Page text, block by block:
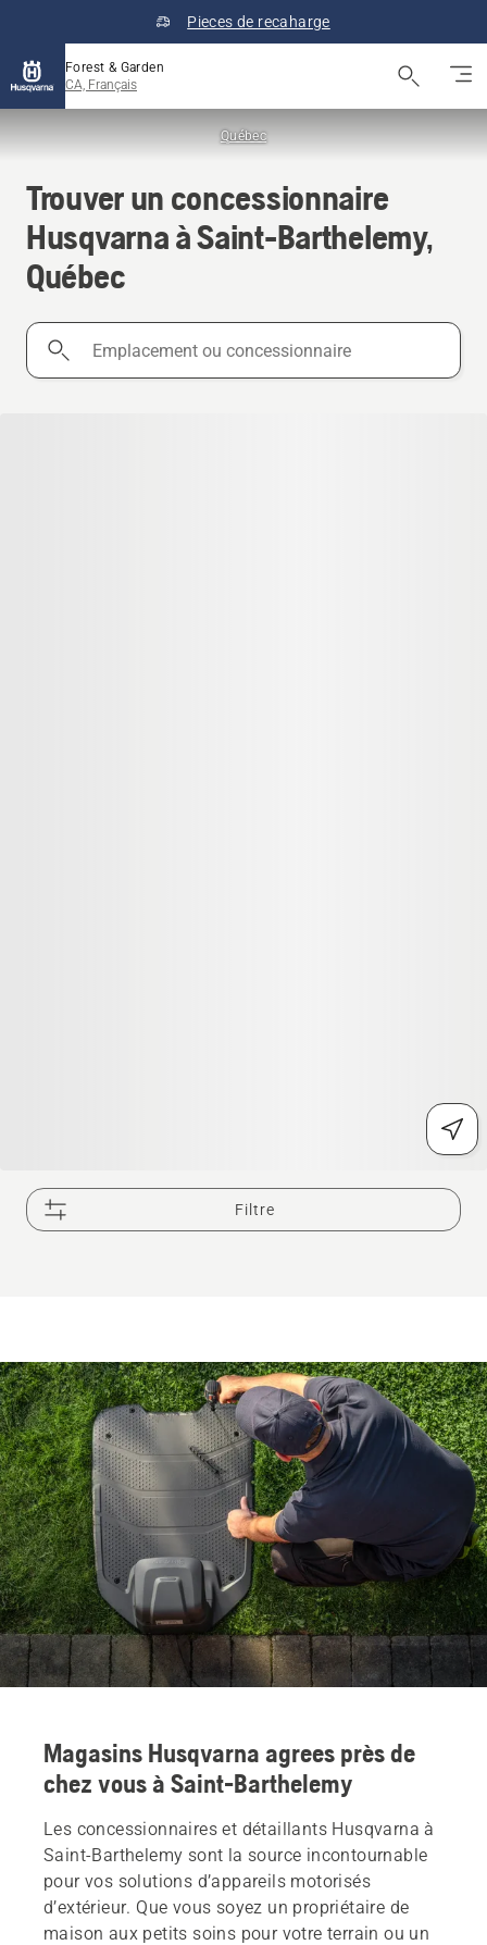
Pieces de recaharge
Forest & Garden
CA, Français
Québec
Trouver un concessionnaire
Husqvarna à Saint-Barthelemy,
Québec
Emplacement
Filtre
Magasins Husqvarna agrees près de
chez vous à Saint-Barthelemy
Les concessionnaires et détaillants Husqvarna à
Saint-Barthelemy sont la source incontournable
pour vos solutions d’appareils motorisés
d’extérieur. Que vous soyez un propriétaire de
maison aux petits soins pour votre terrain ou un